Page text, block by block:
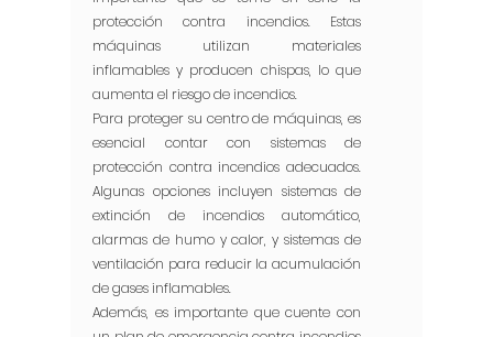
protección contra incendios. Estas
máquinas utilizan materiales
inflamables y producen chispas, lo que
aumenta el riesgo de incendios.
Para proteger su centro de máquinas, es
esencial contar con sistemas de
protección contra incendios adecuados.
Algunas opciones incluyen sistemas de
extinción de incendios automático,
alarmas de humo y calor, y sistemas de
ventilación para reducir la acumulación
de gases inflamables.
Además, es importante que cuente con